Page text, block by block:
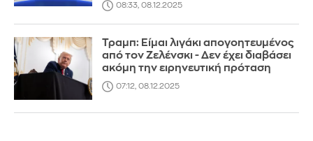
08:33, 08.12.2025
Τραμπ: Είμαι λιγάκι απογοητευμένος
από τον Ζελένσκι - Δεν έχει διαβάσει
ακόμη την ειρηνευτική πρόταση
07:12, 08.12.2025